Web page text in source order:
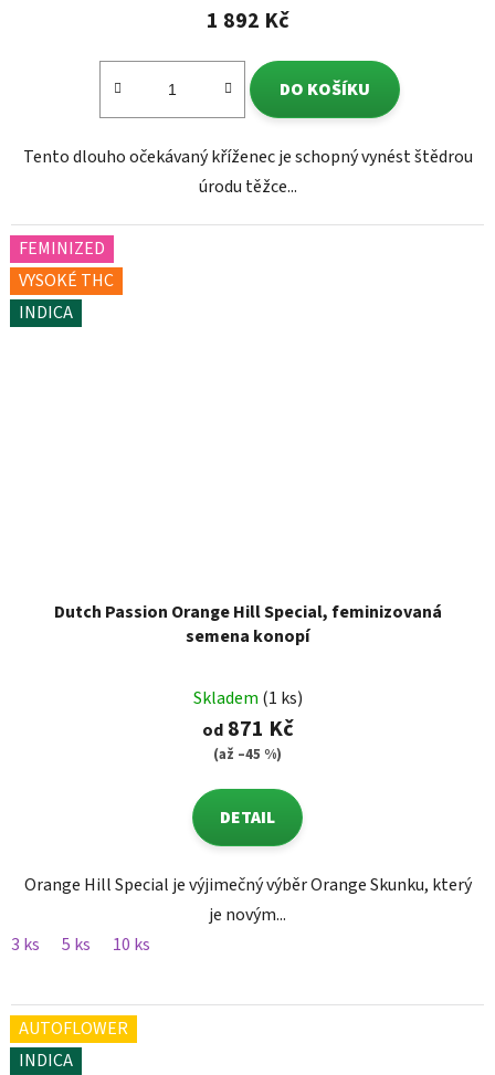
1 892 Kč
DO KOŠÍKU
Tento dlouho očekávaný kříženec je schopný vynést štědrou
úrodu těžce...
FEMINIZED
VYSOKÉ THC
INDICA
Dutch Passion Orange Hill Special, feminizovaná
semena konopí
Skladem (1 ks)
od871 Kč
(až –45 %)
DETAIL
Orange Hill Special je výjimečný výběr Orange Skunku, který
je novým...
3 ks
5 ks 10 ks
AUTOFLOWER
INDICA